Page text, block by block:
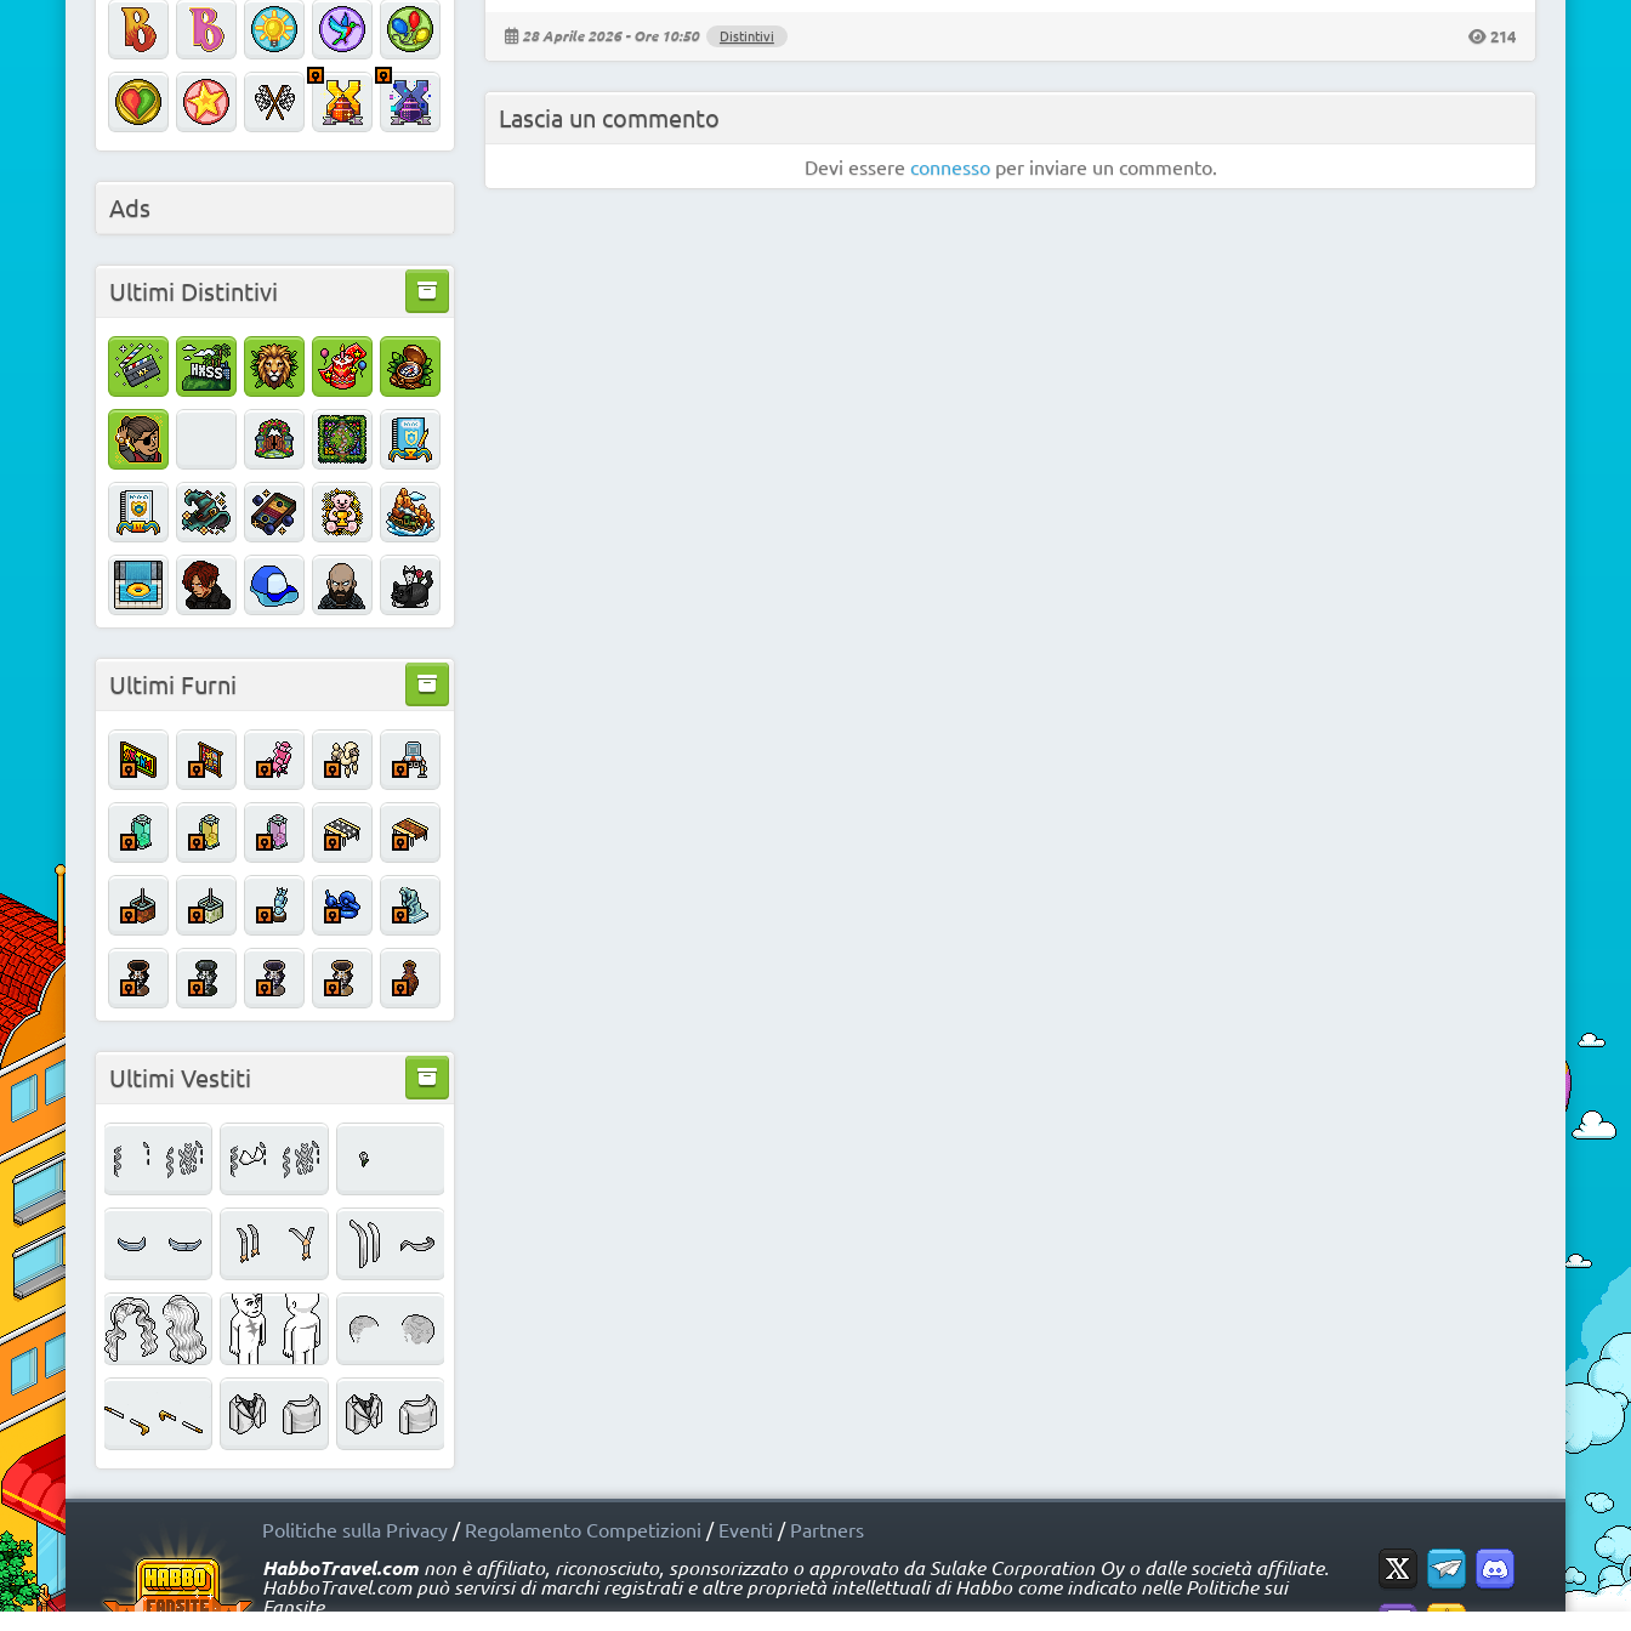
28 Aprile 2026 - Ore 10:50 Distintivi 214
Lascia un commento
Devi essere connessoper inviare un commento.
Ads
Ultimi Distintivi
Ultimi Furni
Ultimi Vestiti
Politiche sulla Privacy/ Regolamento Competizioni / Eventi / Partners
HabboTravel.comnon è affiliato, riconosciuto, sponsorizzato o approvato da Sulake Corporation Oy o dalle società affiliate.
HabboTravel.com può servirsi di marchi registrati e altre proprietà intellettuali di Habbo come indicato nelle Politiche sui
Fansite.